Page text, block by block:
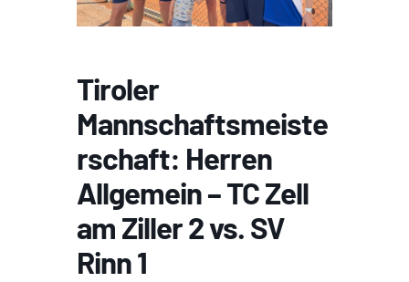
Tiroler
Mannschaftsmeiste
rschaft: Herren
Allgemein – TC Zell
am Ziller 2 vs. SV
Rinn 1